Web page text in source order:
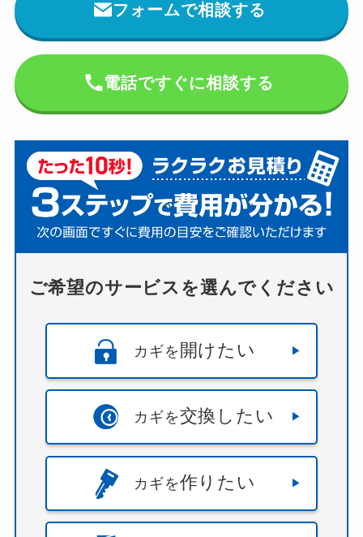
フォームで相談する
電話ですぐに相談する
ご希望のサービスを選んでください
カギを 開けたい
カギを交換したい
カギを作りたい